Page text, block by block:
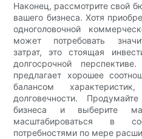
Наконец, рассмотрите свой
вашего бизнеса. Хотя
одноголовочной
может потребовать
затрат, это стоящая
долгосрочной
предлагает хорошее
балансом
долговечности.
бизнеса и выберите
масштабироваться в
потребностями по мере